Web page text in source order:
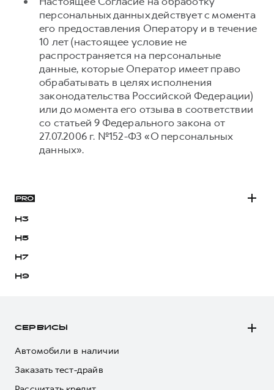
персональных данных действует с момента
его предоставления Оператору и в течение
10 лет (настоящее условие не
распространяется на персональные
данные, которые Оператор имеет право
обрабатывать в целях исполнения
законодательства Российской Федерации)
или до момента его отзыва в соответствии
со статьей 9 Федерального закона от
27.07.2006 г. №152-ФЗ «О персональных
данных».
H3
H5
H7
H9
СЕРВИСЫ
Автомобили в наличии
Заказать тест-драйв